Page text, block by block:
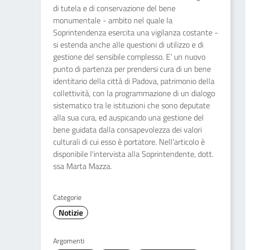
di tutela e di conservazione del bene
monumentale - ambito nel quale la
Soprintendenza esercita una vigilanza costante -
si estenda anche alle questioni di utilizzo e di
gestione del sensibile complesso. E’ un nuovo
punto di partenza per prendersi cura di un bene
identitario della città di Padova, patrimonio della
collettività, con la programmazione di un dialogo
sistematico tra le istituzioni che sono deputate
alla sua cura, ed auspicando una gestione del
bene guidata dalla consapevolezza dei valori
culturali di cui esso è portatore. Nell'articolo è
disponibile l'intervista alla Soprintendente, dott.
ssa Marta Mazza.
Categorie
Notizie
Argomenti